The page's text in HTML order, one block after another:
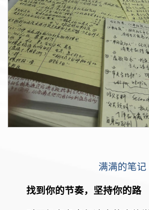
满满的笔记
找到你的节奏，坚持你的路